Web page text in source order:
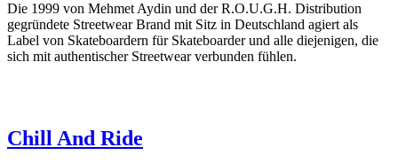
Die 1999 von Mehmet Aydin und der R.O.U.G.H. Distribution
gegründete Streetwear Brand mit Sitz in Deutschland agiert als
Label von Skateboardern für Skateboarder und alle diejenigen, die
sich mit authentischer Streetwear verbunden fühlen.
Chill And Ride